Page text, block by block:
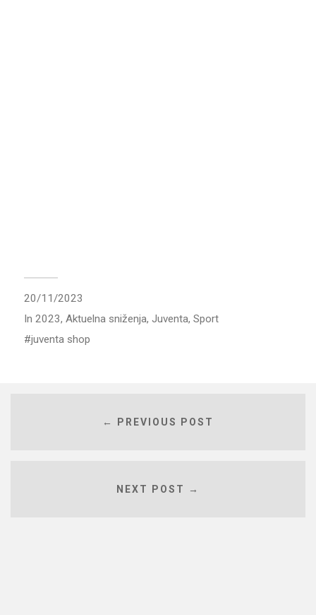
20/11/2023
In 2023, Aktuelna sniženja, Juventa, Sport
juventa shop
← PREVIOUS POST
NEXT POST →